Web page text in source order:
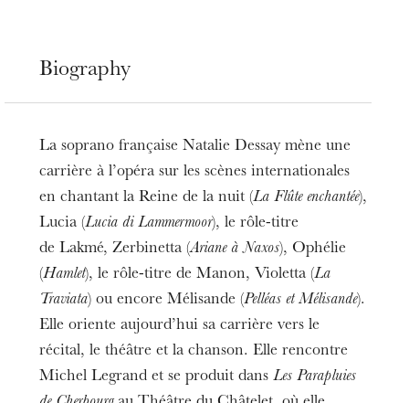
Biography
La soprano française Natalie Dessay mène une
carrière à l’opéra sur les scènes internationales
en chantant la Reine de la nuit (La Flûte enchantée),
Lucia (Lucia di Lammermoor), le rôle-titre
de Lakmé, Zerbinetta (Ariane à Naxos), Ophélie
(Hamlet), le rôle-titre de Manon, Violetta (La
Traviata) ou encore Mélisande (Pelléas et Mélisande).
Elle oriente aujourd’hui sa carrière vers le
récital, le théâtre et la chanson. Elle rencontre
Michel Legrand et se produit dansLes Parapluies